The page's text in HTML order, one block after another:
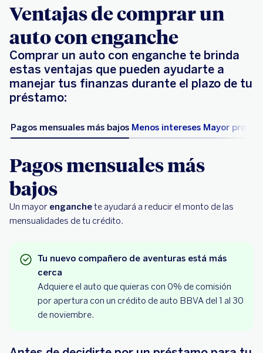
Ventajas de comprar un
auto con enganche
Comprar un auto con enganche te brinda
estas ventajas que pueden ayudarte a
manejar tus finanzas durante el plazo de tu
préstamo:
Pagos mensuales más bajos Menos intereses Mayor
Pagos mensuales más
bajos
Un mayor enganchete ayudará a reducir el monto de las
mensualidades de tu crédito.
Tu nuevo compañero de aventuras está más
cerca
Adquiere el auto que quieras con 0% de comisión
por apertura con un crédito de auto BBVA del 1 al 30
de noviembre.